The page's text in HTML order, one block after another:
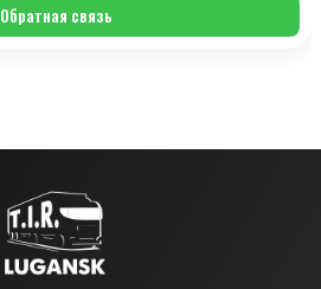
Обратная связь